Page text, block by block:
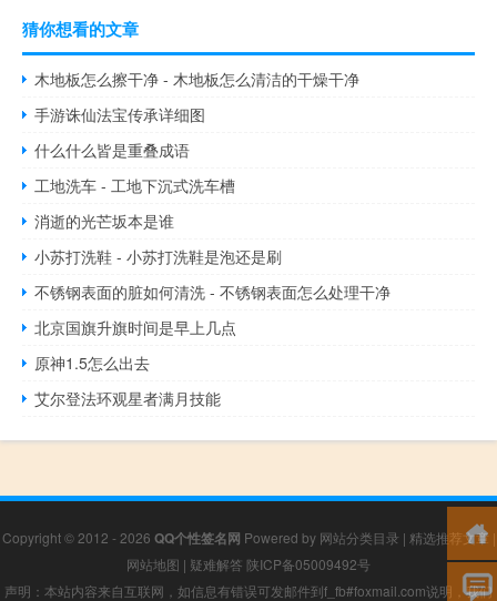
猜你想看的文章
木地板怎么擦干净 - 木地板怎么清洁的干燥干净
手游诛仙法宝传承详细图
什么什么皆是重叠成语
工地洗车 - 工地下沉式洗车槽
消逝的光芒坂本是谁
小苏打洗鞋 - 小苏打洗鞋是泡还是刷
不锈钢表面的脏如何清洗 - 不锈钢表面怎么处理干净
北京国旗升旗时间是早上几点
原神1.5怎么出去
艾尔登法环观星者满月技能
Copyright © 2012 - 2026 QQ个性签名网 Powered by 网站分类目录 | 精选推荐文章 |
网站地图 | 疑难解答 陕ICP备05009492号
声明：本站内容来自互联网，如信息有错误可发邮件到f_fb#foxmail.com说明，我们